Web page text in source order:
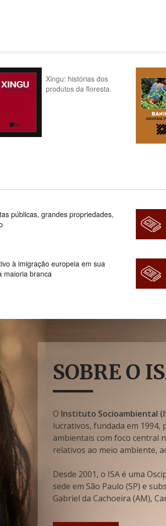
Xingu: histórias dos
produtos da floresta.
públicas, grandes propriedades,
à imigração europeia em sua
maioria branca
SOBRE O
O Instituto Socioambiental
lucrativos, fundada em
ambientais com foco central
relativos ao meio ambiente,
Desde 2001, o ISA é uma
sede em São Paulo (SP) e
Gabriel da Cachoeira (AM),